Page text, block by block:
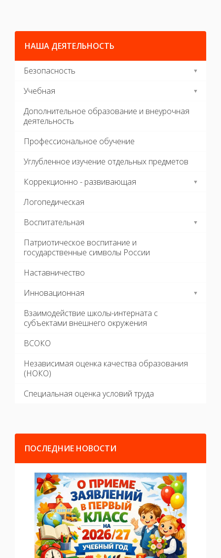
НАША ДЕЯТЕЛЬНОСТЬ
Безопасность
Учебная
Дополнительное образование и внеурочная
деятельность
Профессиональное обучение
Углубленное изучение отдельных предметов
Коррекционно - развивающая
Логопедическая
Воспитательная
Патриотическое воспитание и
государственные символы России
Наставничество
Инновационная
Взаимодействие школы-интерната с
субъектами внешнего окружения
ВСОКО
Независимая оценка качества образования
(НОКО)
Специальная оценка условий труда
ПОСЛЕДНИЕ НОВОСТИ